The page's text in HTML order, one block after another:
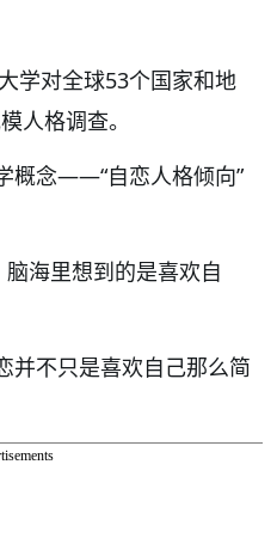
学对全球53个国家和地
人格调查。
概念——“自恋人格倾向”
脑海里想到的是喜欢自
并不只是喜欢自己那么简